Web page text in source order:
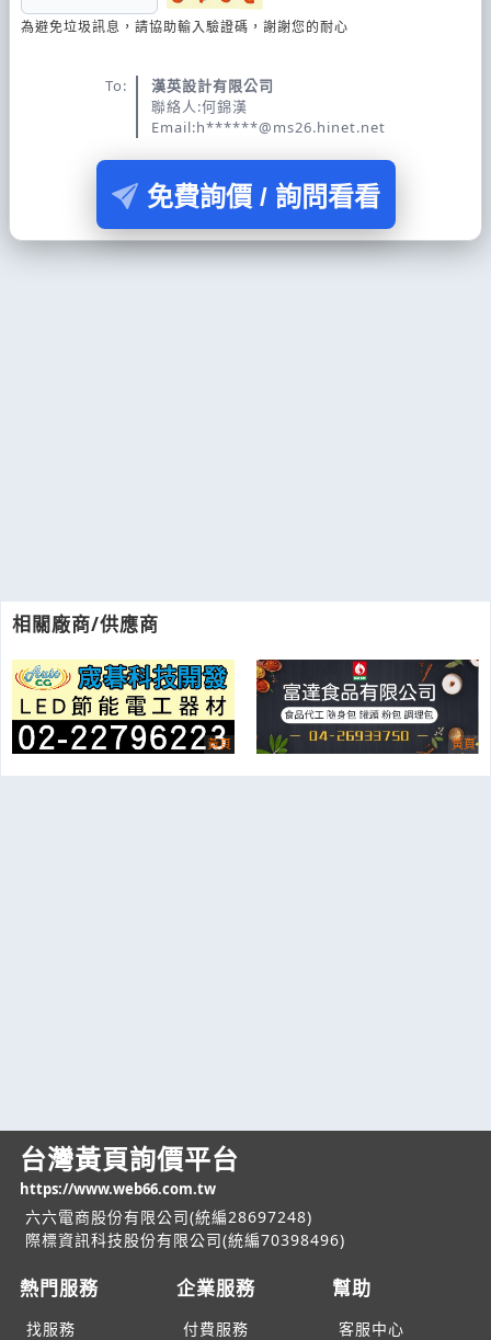
為避免垃圾訊息，請協助輸入驗證碼，謝謝您的耐心
To:
漢英設計有限公司
聯絡人:何錦漢
Email:h******@ms26.hinet.net
免費詢價 / 詢問看看
相關廠商/供應商
台灣黃頁詢價平台
https://www.web66.com.tw
六六電商股份有限公司(統編28697248)
際標資訊科技股份有限公司(統編70398496)
熱門服務
找服務
企業服務
付費服務
幫助
客服中心